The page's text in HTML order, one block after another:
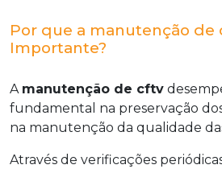
Por que a manutenção de
Importante?
A manutenção de cftv
fundamental na preservação
na manutenção da qualidade
Através de verificações